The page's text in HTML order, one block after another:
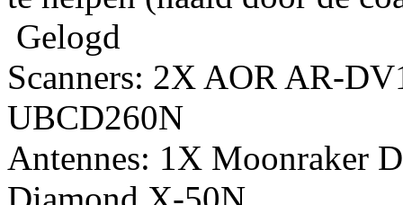
Gelogd
Scanners: 2X AOR AR-
UBCD260N
Antennes: 1X Moonraker